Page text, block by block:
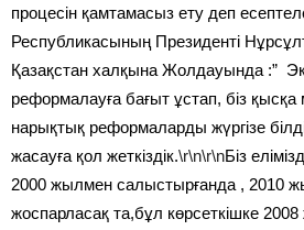
процесін қамтамасыз ету деп
Республикасының Президенті
Қазақстан халқына Жолдауында :”
реформалауға бағыт ұстап, біз қысқа
нарықтық реформаларды жүргізе
жасауға қол жеткіздік.\r\n\r\nБіз
2000 жылмен салыстырғанда , 2010
жоспарласақ та,бұл көрсеткішке 2008